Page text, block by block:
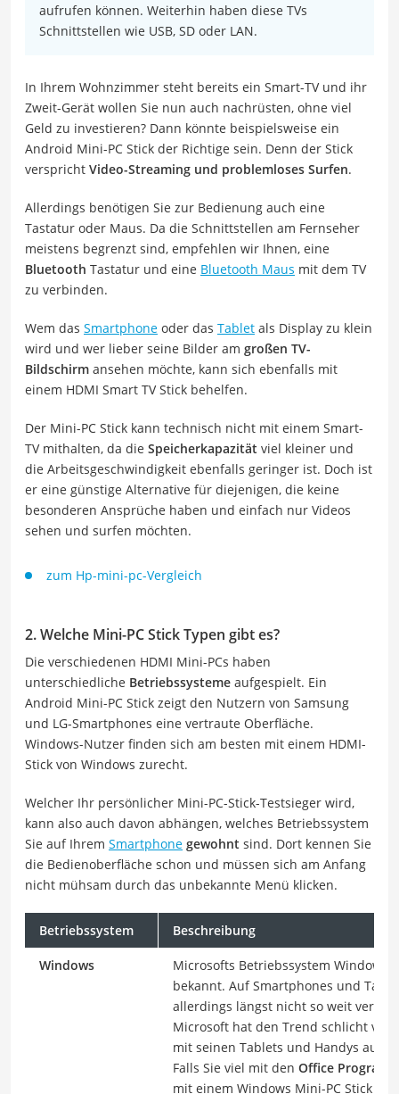
aufrufen können. Weiterhin haben diese TVs
Schnittstellen wie USB, SD oder LAN.
In Ihrem Wohnzimmer steht bereits ein Smart-TV und ihr
Zweit-Gerät wollen Sie nun auch nachrüsten, ohne viel
Geld zu investieren? Dann könnte beispielsweise ein
Android Mini-PC Stick der Richtige sein. Denn der Stick
verspricht Video-Streaming und problemloses Surfen.
Allerdings benötigen Sie zur Bedienung auch eine
Tastatur oder Maus. Da die Schnittstellen am Fernseher
meistens begrenzt sind, empfehlen wir Ihnen, eine
Bluetooth Tastatur und eine Bluetooth Maus mit dem TV
zu verbinden.
Wem das Smartphone oder das Tablet als Display zu klein
wird und wer lieber seine Bilder am großen TV-
Bildschirm ansehen möchte, kann sich ebenfalls mit
einem HDMI Smart TV Stick behelfen.
Der Mini-PC Stick kann technisch nicht mit einem Smart-
TV mithalten, da die Speicherkapazität viel kleiner und
die Arbeitsgeschwindigkeit ebenfalls geringer ist. Doch ist
er eine günstige Alternative für diejenigen, die keine
besonderen Ansprüche haben und einfach nur Videos
sehen und surfen möchten.
zum Hp-mini-pc-Vergleich
2. Welche Mini-PC Stick Typen gibt es?
Die verschiedenen HDMI Mini-PCs haben
unterschiedliche Betriebssysteme aufgespielt. Ein
Android Mini-PC Stick zeigt den Nutzern von Samsung
und LG-Smartphones eine vertraute Oberfläche.
Windows-Nutzer finden sich am besten mit einem HDMI-
Stick von Windows zurecht.
Welcher Ihr persönlicher Mini-PC-Stick-Testsieger wird,
kann also auch davon abhängen, welches Betriebssystem
Sie auf Ihrem Smartphone gewohnt sind. Dort kennen Sie
die Bedienoberfläche schon und müssen sich am Anfang
nicht mühsam durch das unbekannte Menü klicken.
Betriebssystem Beschreibung
Windows
Microsofts Betriebssystem Windows
bekannt. Auf Smartphones und
allerdings längst nicht so weit
Microsoft hat den Trend schlicht
mit seinen Tablets und Handys
Falls Sie viel mit den Office
mit einem Windows Mini-PC Stick